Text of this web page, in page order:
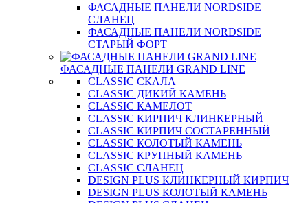
ФАСАДНЫЕ ПАНЕЛИ NORDSIDE
СЛАНЕЦ
ФАСАДНЫЕ ПАНЕЛИ NORDSIDE
СТАРЫЙ ФОРТ
ФАСАДНЫЕ ПАНЕЛИ GRAND LINE
CLASSIC СКАЛА
CLASSIC ДИКИЙ КАМЕНЬ
CLASSIC КАМЕЛОТ
CLASSIC КИРПИЧ КЛИНКЕРНЫЙ
CLASSIC КИРПИЧ СОСТАРЕННЫЙ
CLASSIC КОЛОТЫЙ КАМЕНЬ
CLASSIC КРУПНЫЙ КАМЕНЬ
CLASSIC СЛАНЕЦ
DESIGN PLUS КЛИНКЕРНЫЙ КИРПИЧ
DESIGN PLUS КОЛОТЫЙ КАМЕНЬ